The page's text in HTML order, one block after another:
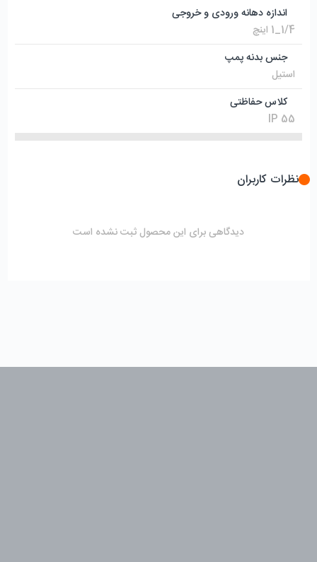
اندازه دهانه ورودی و خروجی
1/4_1 اینچ
جنس بدنه پمپ
استیل
کلاس حفاظتی
IP 55
نظرات کاربران
دیدگاهی برای این محصول ثبت نشده است